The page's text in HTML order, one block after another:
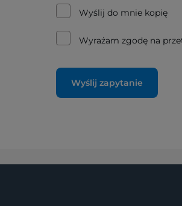
Wyślij do mnie kopię
Wyrażam zgodę na
Wyślij zapytanie